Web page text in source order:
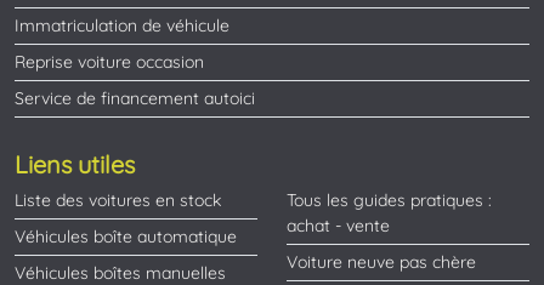
Immatriculation de véhicule
Reprise voiture occasion
Service de financement autoici
Liens utiles
Liste des voitures en stock
Véhicules boîte automatique
Véhicules boîtes manuelles
Tous les guides pratiques :
achat - vente
Voiture neuve pas chère